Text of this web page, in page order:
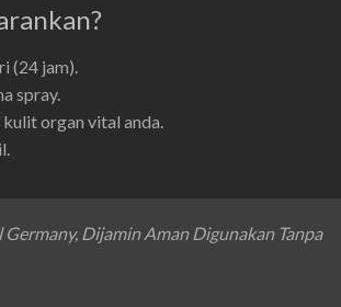
(24 jam).
spray.
organ vital anda.
Dijamin Aman Digunakan Tanpa